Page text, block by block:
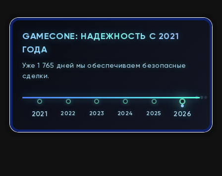
GAMECONE: НАДЕЖНОСТЬ С 2021
ГОДА
Уже 1 765 дней мы обеспечиваем безопасные
сделки.
2021 2022 2023 2024 2025 2026